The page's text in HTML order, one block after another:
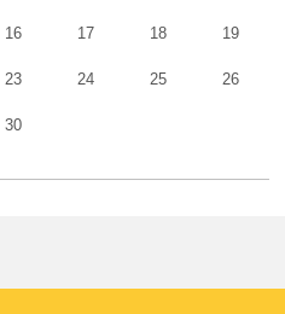
16 17 18 19
23 24 25 26
30